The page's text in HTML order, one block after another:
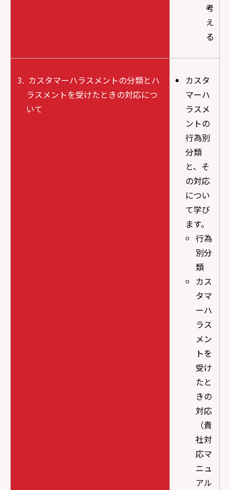
考
え
る
カスタマーハラスメントの分類とハ
ラスメントを受けたときの対応につ
いて
カスタ
マーハ
ラスメ
ントの
行為別
分類
と、そ
の対応
につい
て学び
ます。
行為
別分
類
カス
タマ
ーハ
ラス
メン
トを
受け
たと
きの
対応
（貴
社対
応マ
ニュ
アル